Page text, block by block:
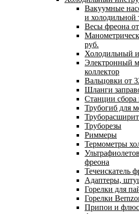
Вакуумные
и холодильной
Весы фреона
руб.
Холодильный
Электронный
коллектор
Вальцовки от
Шланги
Станции сбора
Трубогиб для
Труборезы
Риммеры
Термометры
фреона
Течеискатель
Адаптеры,
Горелки для
Горелки
Припои и